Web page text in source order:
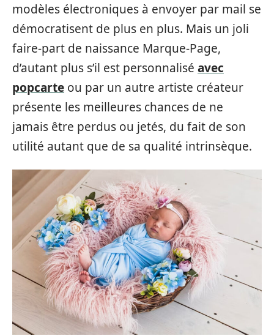
modèles électroniques à envoyer par mail se
démocratisent de plus en plus. Mais un joli
faire-part de naissance Marque-Page,
d’autant plus s’il est personnalisé avec
popcarte ou par un autre artiste créateur
présente les meilleures chances de ne
jamais être perdus ou jetés, du fait de son
utilité autant que de sa qualité intrinsèque.